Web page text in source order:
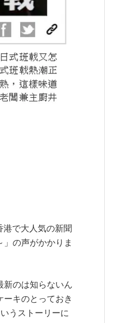
で大人気の新聞
の声がかかりま
新のは知らないん
キのとっておき
うストーリーに